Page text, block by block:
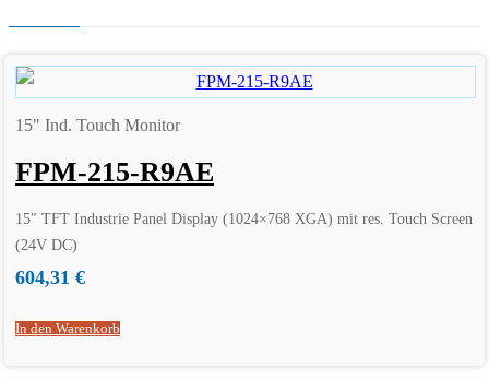
15" Ind. Touch Monitor
FPM-215-R9AE
15″ TFT Industrie Panel Display (1024×768 XGA) mit res. Touch Screen
(24V DC)
604,31 €
In den Warenkorb